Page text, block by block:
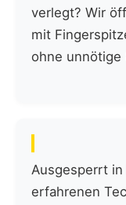
verlegt? Wir
mit
ohne unnötige
Ausgesperrt in
erfahrenen